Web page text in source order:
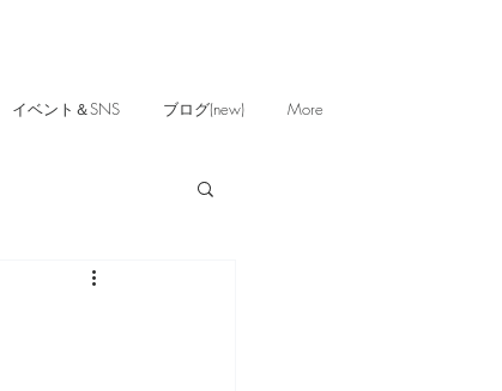
イベント＆SNS ブログ(new) More